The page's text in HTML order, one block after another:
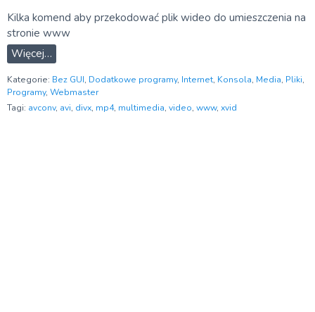
Kilka komend aby przekodować plik wideo do umieszczenia na
stronie www
Więcej…
Kategorie: Bez GUI, Dodatkowe programy, Internet, Konsola, Media, Pliki,
Programy, Webmaster
Tagi: avconv, avi, divx, mp4, multimedia, video, www, xvid